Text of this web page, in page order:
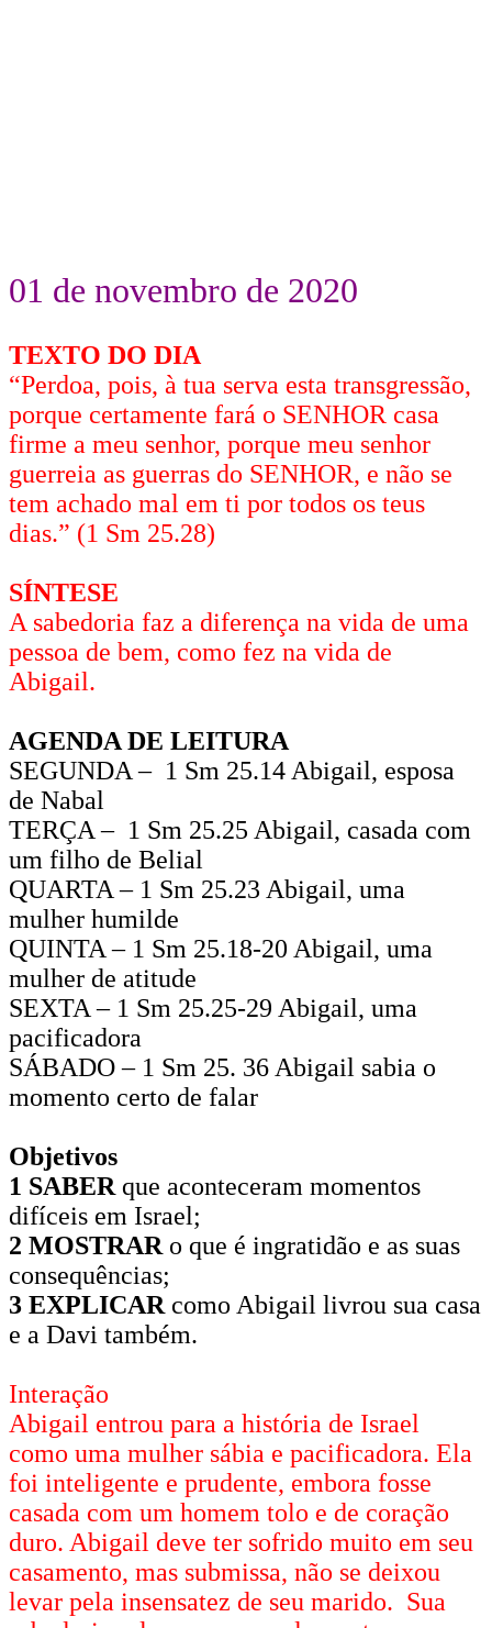
01 de novembro de 2020
TEXTO DO DIA
“Perdoa, pois, à tua serva esta transgressão,
porque certamente fará o SENHOR casa
firme a meu senhor, porque meu senhor
guerreia as guerras do SENHOR, e não se
tem achado mal em ti por todos os teus
dias.” (1 Sm 25.28)
SÍNTESE
A sabedoria faz a diferença na vida de uma
pessoa de bem, como fez na vida de
Abigail.
AGENDA DE LEITURA
SEGUNDA – 1 Sm 25.14 Abigail, esposa
de Nabal
TERÇA – 1 Sm 25.25 Abigail, casada com
um filho de Belial
QUARTA – 1 Sm 25.23 Abigail, uma
mulher humilde
QUINTA – 1 Sm 25.18-20 Abigail, uma
mulher de atitude
SEXTA – 1 Sm 25.25-29 Abigail, uma
pacificadora
SÁBADO – 1 Sm 25. 36 Abigail sabia o
momento certo de falar
Objetivos
1 SABER que aconteceram momentos
difíceis em Israel;
2 MOSTRAR o que é ingratidão e as suas
consequências;
3 EXPLICAR como Abigail livrou sua casa
e a Davi também.
Interação
Abigail entrou para a história de Israel
como uma mulher sábia e pacificadora. Ela
foi inteligente e prudente, embora fosse
casada com um homem tolo e de coração
duro. Abigail deve ter sofrido muito em seu
casamento, mas submissa, não se deixou
levar pela insensatez de seu marido. Sua